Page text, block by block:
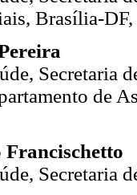
Brasília-
Secretaria
de
Secretaria